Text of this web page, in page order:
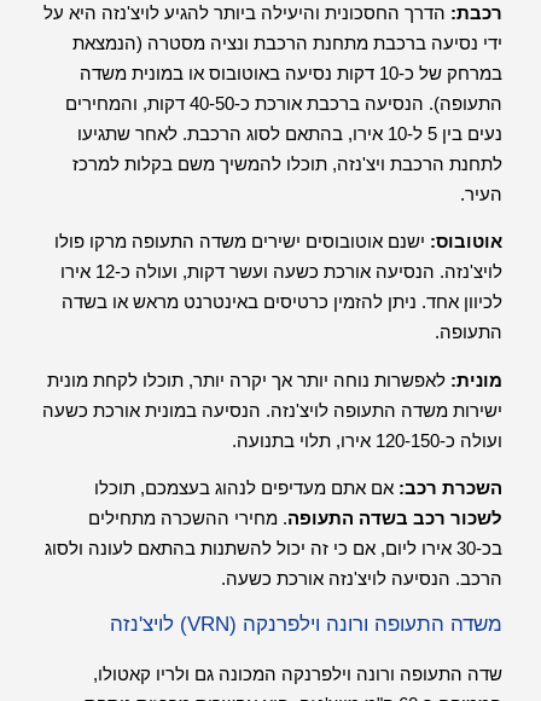
רכבת: הדרך החסכונית והיעילה ביותר להגיע לויצ'נזה היא על
ידי נסיעה ברכבת מתחנת הרכבת ונציה מסטרה (הנמצאת
במרחק של כ-10 דקות נסיעה באוטובוס או במונית משדה
התעופה). הנסיעה ברכבת אורכת כ-40-50 דקות, והמחירים
נעים בין 5 ל-10 אירו, בהתאם לסוג הרכבת. לאחר שתגיעו
לתחנת הרכבת ויצ'נזה, תוכלו להמשיך משם בקלות למרכז
העיר.
אוטובוס: ישנם אוטובוסים ישירים משדה התעופה מרקו פולו
לויצ'נזה. הנסיעה אורכת כשעה ועשר דקות, ועולה כ-12 אירו
לכיוון אחד. ניתן להזמין כרטיסים באינטרנט מראש או בשדה
התעופה.
מונית: לאפשרות נוחה יותר אך יקרה יותר, תוכלו לקחת מונית
ישירות משדה התעופה לויצ'נזה. הנסיעה במונית אורכת כשעה
ועולה כ-120-150 אירו, תלוי בתנועה.
השכרת רכב: אם אתם מעדיפים לנהוג בעצמכם, תוכלו
לשכור רכב בשדה התעופה. מחירי ההשכרה מתחילים
בכ-30 אירו ליום, אם כי זה יכול להשתנות בהתאם לעונה ולסוג
הרכב. הנסיעה לויצ'נזה אורכת כשעה.
משדה התעופה ורונה וילפרנקה (VRN) לויצ'נזה
שדה התעופה ורונה וילפרנקה המכונה גם ולריו קאטולו,